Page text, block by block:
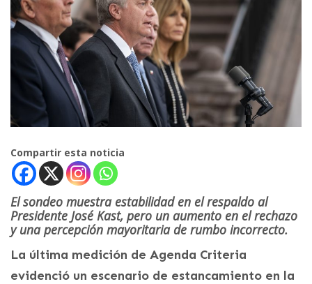
Compartir esta noticia
El sondeo muestra estabilidad en el respaldo al
Presidente José Kast, pero un aumento en el rechazo
y una percepción mayoritaria de rumbo incorrecto.
La última medición de Agenda Criteria
evidenció un escenario de estancamiento en la